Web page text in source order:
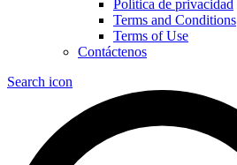
Política de privacidad
Terms and Conditions
Terms of Use
Contáctenos
Search icon